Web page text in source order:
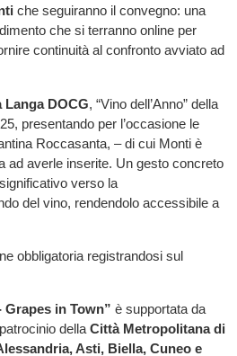
che seguiranno il convegno: una
che si terranno online per
continuità al confronto avviato ad
Langa DOCG, “Vino dell’Anno” della
presentando per l’occasione le
Roccasanta, – di cui Monti è
ad averle inserite. Un gesto concreto
verso la
del vino, rendendolo accessibile a
obbligatoria registrandosi sul
Grapes in Town” è supportata da
della Città Metropolitana di
Asti, Biella, Cuneo e